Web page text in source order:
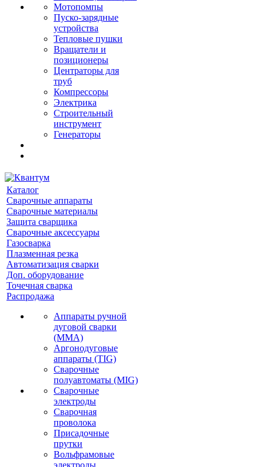
Мотопомпы
Пуско-зарядные
устройства
Тепловые пушки
Вращатели и
позиционеры
Центраторы для
труб
Компрессоры
Электрика
Строительный
инструмент
Генераторы
Каталог
Сварочные аппараты
Сварочные материалы
Защита сварщика
Сварочные аксессуары
Газосварка
Плазменная резка
Автоматизация сварки
Доп. оборудование
Точечная сварка
Распродажа
Аппараты ручной
дуговой сварки
(MMA)
Аргонодуговые
аппараты (TIG)
Сварочные
полуавтоматы (MIG)
Сварочные
электроды
Сварочная
проволока
Присадочные
прутки
Вольфрамовые
электроды